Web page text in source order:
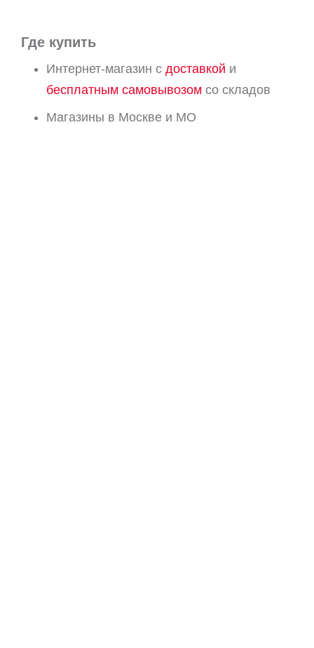
Где купить
Интернет-магазин с доставкой и
бесплатным самовывозом со складов
Магазины в Москве и МО